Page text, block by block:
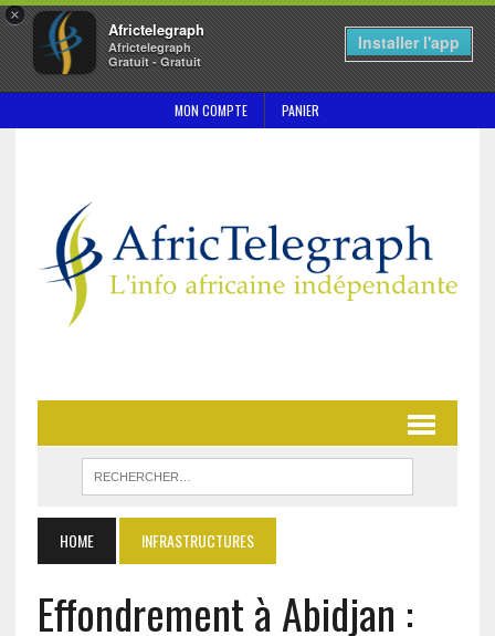
×
Africtelegraph
Africtelegraph
Gratuit - Gratuit
Installer l'app
MON COMPTE PANIER
HOME INFRASTRUCTURES
Effondrement à Abidjan :